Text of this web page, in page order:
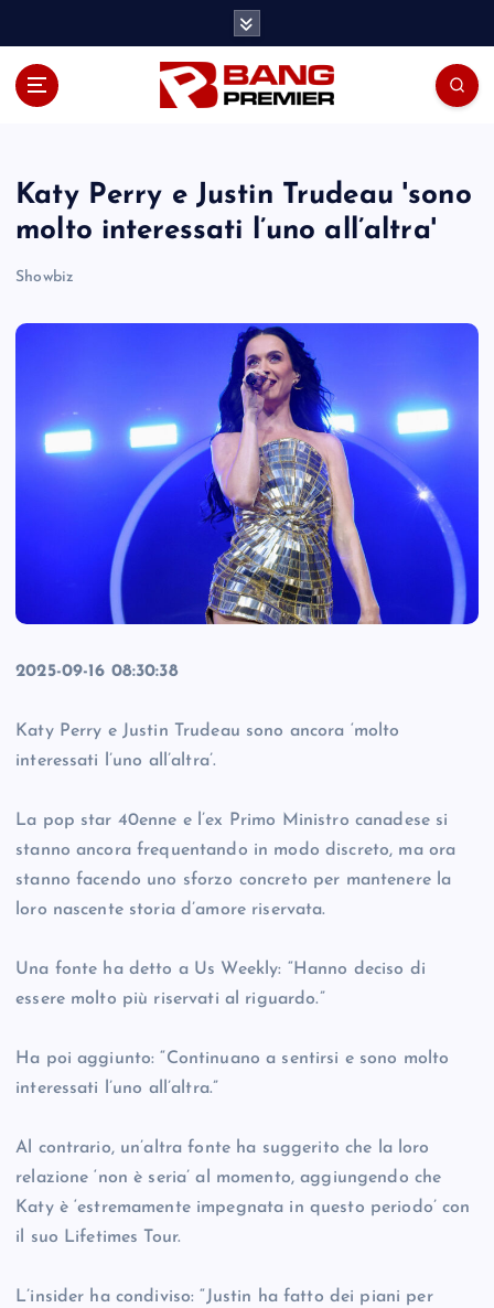
Katy Perry e Justin Trudeau 'sono
molto interessati l’uno all’altra'
Showbiz
2025-09-16 08:30:38
Katy Perry e Justin Trudeau sono ancora ‘molto
interessati l’uno all’altra’.
La pop star 40enne e l’ex Primo Ministro canadese si
stanno ancora frequentando in modo discreto, ma ora
stanno facendo uno sforzo concreto per mantenere la
loro nascente storia d’amore riservata.
Una fonte ha detto a Us Weekly: “Hanno deciso di
essere molto più riservati al riguardo.”
Ha poi aggiunto: “Continuano a sentirsi e sono molto
interessati l’uno all’altra.”
Al contrario, un’altra fonte ha suggerito che la loro
relazione ‘non è seria’ al momento, aggiungendo che
Katy è ‘estremamente impegnata in questo periodo’ con
il suo Lifetimes Tour.
L’insider ha condiviso: “Justin ha fatto dei piani per